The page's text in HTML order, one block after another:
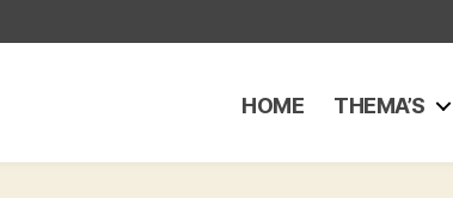
HOME THEMA’S